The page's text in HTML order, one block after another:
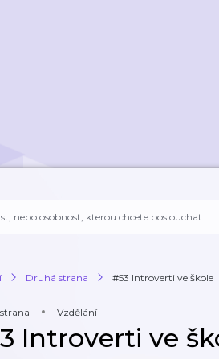
Druhá strana #53 Introverti ve škole
Vzdělání
Introverti ve